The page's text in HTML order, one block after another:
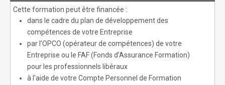
Cette formation peut être financée :
dans le cadre du plan de développement des
compétences de votre Entreprise
par l’OPCO (opérateur de compétences) de votre
Entreprise ou le FAF (Fonds d’Assurance Formation)
pour les professionnels libéraux
à l'aide de votre Compte Personnel de Formation